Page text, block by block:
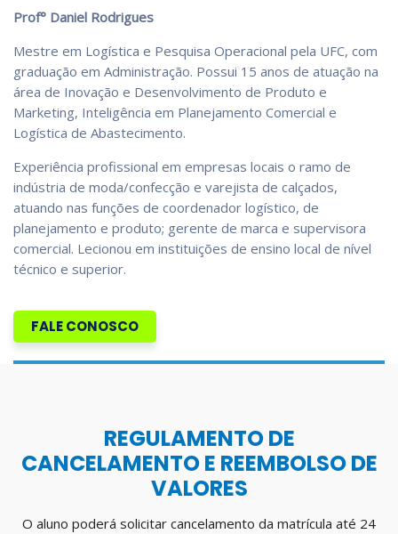
Prof° Daniel Rodrigues
Mestre em Logística e Pesquisa Operacional pela UFC, com
graduação em Administração. Possui 15 anos de atuação na
área de Inovação e Desenvolvimento de Produto e
Marketing, Inteligência em Planejamento Comercial e
Logística de Abastecimento.
Experiência profissional em empresas locais o ramo de
indústria de moda/confecção e varejista de calçados,
atuando nas funções de coordenador logístico, de
planejamento e produto; gerente de marca e supervisora
comercial. Lecionou em instituições de ensino local de nível
técnico e superior.
FALE CONOSCO
REGULAMENTO DE
CANCELAMENTO E REEMBOLSO DE
VALORES
O aluno poderá solicitar cancelamento da matrícula até 24